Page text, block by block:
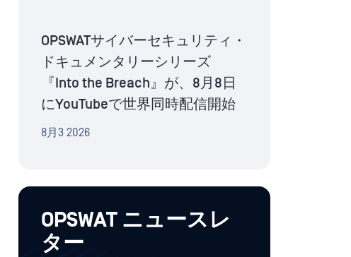
OPSWATサイバーセキュリティ・
ドキュメンタリーシリーズ
『Into the Breach』が、8月8日
にYouTubeで世界同時配信開始
8月3 2026
OPSWAT ニュースレ
ター